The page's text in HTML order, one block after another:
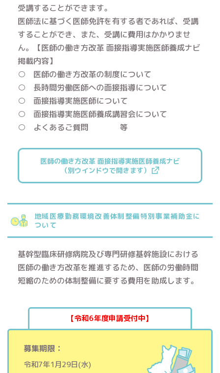
受講することができます。
医師法に基づく医師免許を有する者であれば、受講
することができ、また、受講に費用はかかりませ
ん。【医師の働き方改革 面接指導実施医師養成ナビ
掲載内容】
○ 医師の働き方改革の制度について
○ 長時間労働医師への面接指導について
○ 面接指導実施医師について
○ 面接指導実施医師養成講習会について
○ よくあるご質問 等
医師の働き方改革 面接指導実施医師養成ナビ
（別ウインドウで開きます）
地域医療勤務環境改善体制整備特別事業補助金に
ついて
基幹型臨床研修病院及び専門研修基幹施設における
医師の働き方改革を推進するため、医師の労働時間
短縮のための体制整備に要する費用を助成します。
【令和6年度申請受付中】
募集期限：
令和7年1月29日(水)